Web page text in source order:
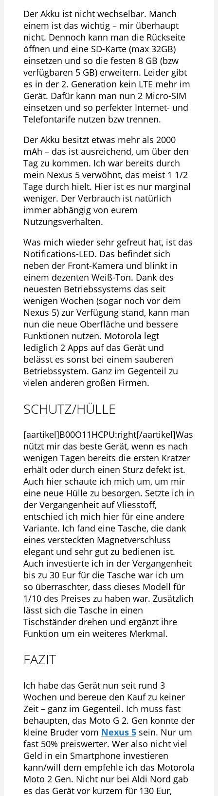
Der Akku ist nicht wechselbar. Manch
einem ist das wichtig – mir überhaupt
nicht. Dennoch kann man die Rückseite
öffnen und eine SD-Karte (max 32GB)
einsetzen und so die festen 8 GB (bzw
verfügbaren 5 GB) erweitern. Leider gibt
es in der 2. Generation kein LTE mehr im
Gerät. Dafür kann man nun 2 Micro-SIM
einsetzen und so perfekter Internet- und
Telefontarife nutzen bzw trennen.
Der Akku besitzt etwas mehr als 2000
mAh – das ist ausreichend, um über den
Tag zu kommen. Ich war bereits durch
mein Nexus 5 verwöhnt, das meist 1 1/2
Tage durch hielt. Hier ist es nur marginal
weniger. Der Verbrauch ist natürlich
immer abhängig von eurem
Nutzungsverhalten.
Was mich wieder sehr gefreut hat, ist das
Notifications-LED. Das befindet sich
neben der Front-Kamera und blinkt in
einem dezenten Weiß-Ton. Dank des
neuesten Betriebssystems das seit
wenigen Wochen (sogar noch vor dem
Nexus 5) zur Verfügung stand, kann man
nun die neue Oberfläche und bessere
Funktionen nutzen. Motorola legt
lediglich 2 Apps auf das Gerät und
belässt es sonst bei einem sauberen
Betriebssystem. Ganz im Gegenteil zu
vielen anderen großen Firmen.
SCHUTZ/HÜLLE
[aartikel]B00O11HCPU:right[/aartikel]Was
nützt mir das beste Gerät, wenn es nach
wenigen Tagen bereits die ersten Kratzer
erhält oder durch einen Sturz defekt ist.
Auch hier schaute ich mich um, um mir
eine neue Hülle zu besorgen. Setzte ich in
der Vergangenheit auf Vliesstoff,
entschied ich mich hier für eine andere
Variante. Ich fand eine Tasche, die dank
eines versteckten Magnetverschluss
elegant und sehr gut zu bedienen ist.
Auch investierte ich in der Vergangenheit
bis zu 30 Eur für die Tasche war ich um
so überraschter, dass dieses Modell für
1/10 des Preises zu haben war. Zusätzlich
lässt sich die Tasche in einen
Tischständer drehen und ergänzt ihre
Funktion um ein weiteres Merkmal.
FAZIT
Ich habe das Gerät nun seit rund 3
Wochen und bereue den Kauf zu keiner
Zeit – ganz im Gegenteil. Ich muss fast
behaupten, das Moto G 2. Gen konnte der
kleine Bruder vom Nexus 5 sein. Nur um
fast 50% preiswerter. Wer also nicht viel
Geld in ein Smartphone investieren
kann/will dem empfehle ich das Motorola
Moto 2 Gen. Nicht nur bei Aldi Nord gab
es das Gerät vor kurzem für 130 Eur,